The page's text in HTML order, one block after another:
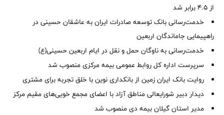
از ۴.۵ برابر شد
خدمت‌رسانی بانک توسعه صادرات ایران به عاشقان حسینی در
راهپیمایی جاماندگان اربعین
خدمت‌رسانی به ناوگان حمل و نقل در ایام اربعین حسینی(ع)
سرپرست اداره کل روابط عمومی بیمه مرکزی منصوب شد
روایت بانک ایران زمین از بانکداری نوین با خلق تجربه برای مشتری
دیدار دبیر شورایعالی مناطق آزاد با اعضای مجمع خویی‌های مقیم مرکز
‌مدیر استان گیلان بیمه دی منصوب شد